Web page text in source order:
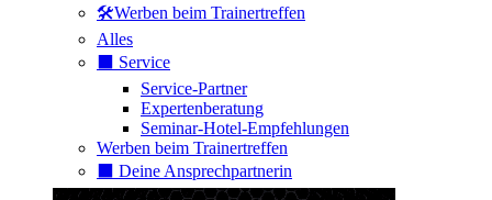
🛠️Werben beim Trainertreffen
Alles
⬛️ Service
Service-Partner
Expertenberatung
Seminar-Hotel-Empfehlungen
Werben beim Trainertreffen
⬛️ Deine Ansprechpartnerin